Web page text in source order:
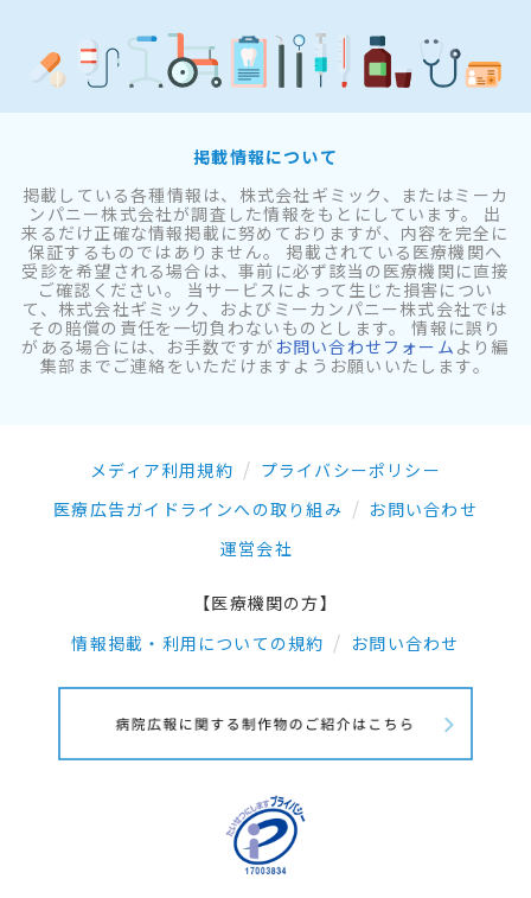
掲載情報について
掲載している各種情報は、株式会社ギミック、またはミーカ
ンパニー株式会社が調査した情報をもとにしています。 出
来るだけ正確な情報掲載に努めておりますが、内容を完全に
保証するものではありません。 掲載されている医療機関へ
受診を希望される場合は、事前に必ず該当の医療機関に直接
ご確認ください。 当サービスによって生じた損害につい
て、株式会社ギミック、およびミーカンパニー株式会社では
その賠償の責任を一切負わないものとします。 情報に誤り
がある場合には、お手数ですが お問い合わせフォーム より編
集部までご連絡をいただけますようお願いいたします。
メディア利用規約
プライバシーポリシー
医療広告ガイドラインへの取り組み
お問い合わせ
運営会社
【医療機関の方】
情報掲載・利用についての規約
お問い合わせ